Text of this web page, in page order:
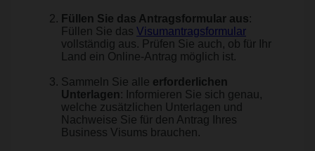
Füllen Sie das Antragsformular aus:
Füllen Sie das Visumantragsformular
vollständig aus. Prüfen Sie auch, ob für Ihr
Land ein Online-Antrag möglich ist.
Sammeln Sie alle erforderlichen
Unterlagen: Informieren Sie sich genau,
welche zusätzlichen Unterlagen und
Nachweise Sie für den Antrag Ihres
Business Visums brauchen.